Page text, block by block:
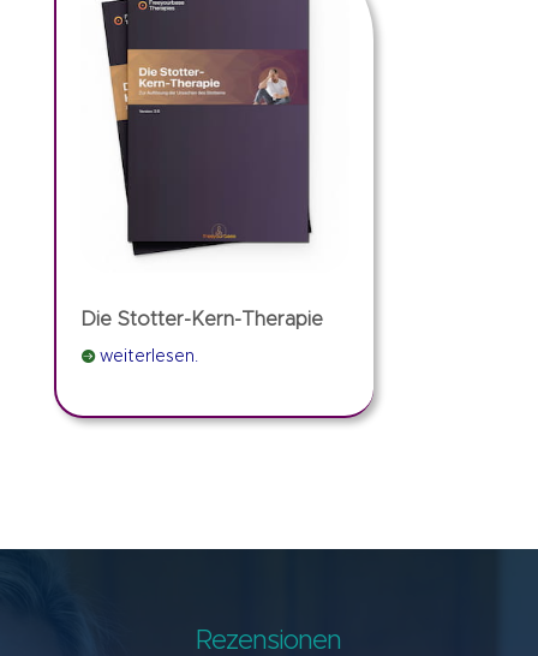
Die Stotter-Kern-Therapie
 weiterlesen.
Rezensionen